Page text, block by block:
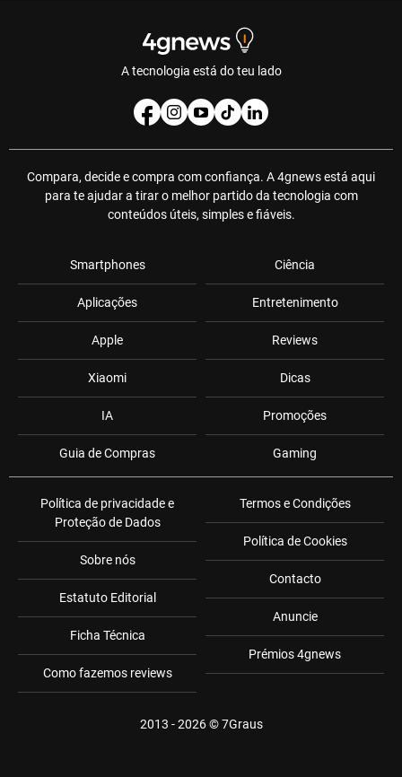
A tecnologia está do teu lado
Compara, decide e compra com confiança. A 4gnews está aqui
para te ajudar a tirar o melhor partido da tecnologia com
conteúdos úteis, simples e fiáveis.
Smartphones
Aplicações
Apple
Xiaomi
IA
Guia de Compras
Ciência
Entretenimento
Reviews
Dicas
Promoções
Gaming
Política de privacidade e
Proteção de Dados
Sobre nós
Estatuto Editorial
Ficha Técnica
Como fazemos reviews
Termos e Condições
Política de Cookies
Contacto
Anuncie
Prémios 4gnews
2013 - 2026 ©7Graus